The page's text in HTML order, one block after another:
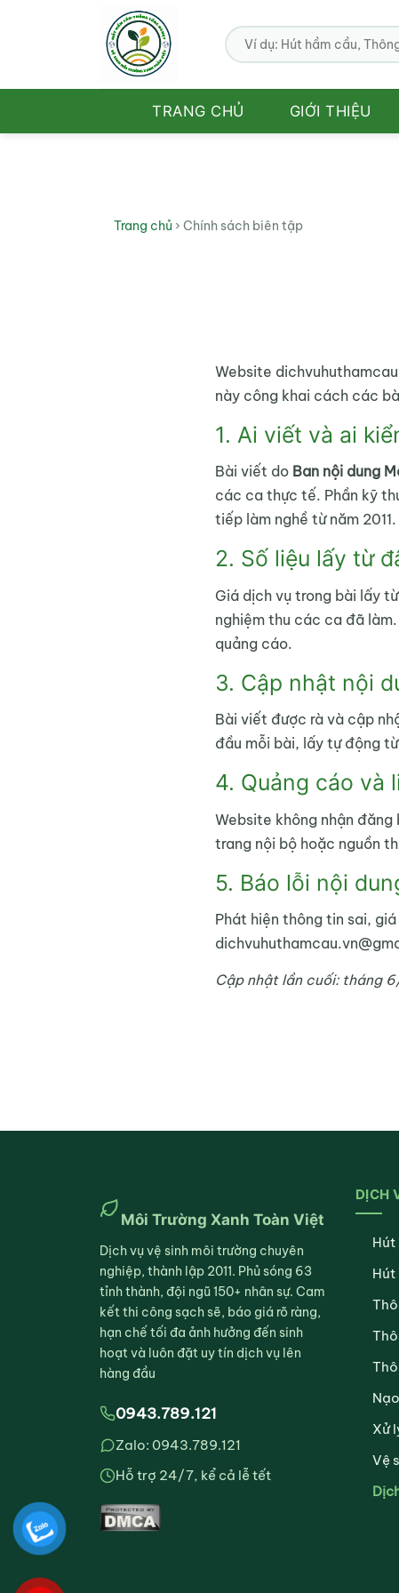
TRANG CHỦ GIỚI THIỆU
Trang chủ › Chính sách biên tập
Website
này công khai cách các
1. Ai viết và ai
Bài viết do Ban nội dung
các ca thực tế. Phần kỹ
tiếp làm nghề từ năm
2. Số liệu lấy từ
Giá dịch vụ trong bài lấy từ
nghiệm thu các ca đã
quảng cáo.
3. Cập nhật nội
Bài viết được rà và cập
đầu mỗi bài, lấy tự động
4. Quảng cáo và
Website không nhận
trang nội bộ hoặc nguồn
5. Báo lỗi nội
Phát hiện thông tin sai,
Cập nhật lần cuối: tháng
Môi Trường Xanh Toàn Việt
Dịch vụ vệ sinh môi trường chuyên
nghiệp, thành lập 2011. Phủ sóng 63
tỉnh thành, đội ngũ 150+ nhân sự. Cam
kết thi công sạch sẽ, báo giá rõ ràng,
hạn chế tối đa ảnh hưởng đến sinh
hoạt và luôn đặt uy tín dịch vụ lên
hàng đầu
0943.789.121
Zalo: 0943.789.121
Hỗ trợ 24/7, kể cả lễ tết
DỊCH
Hút
Xử
Vệ